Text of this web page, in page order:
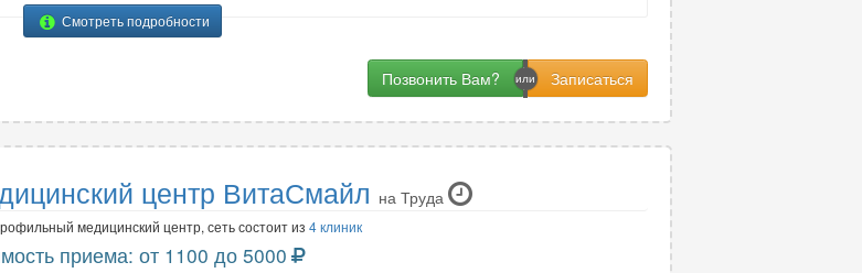
Смотреть подробности
Позвонить Вам?
центр ВитаСмайл на Труда
медицинский центр, сеть состоит из 4 клиник
приема: от 1100 до 5000